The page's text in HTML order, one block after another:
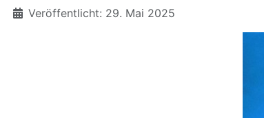
Details
Veröffentlicht: 29. Mai 2025